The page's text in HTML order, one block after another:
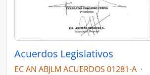
Acuerdos Legislativos
EC AN ABJLM ACUERDOS 01281-A ·